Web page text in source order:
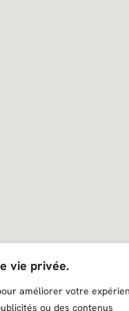
vie privée.
améliorer votre
ou des contenus